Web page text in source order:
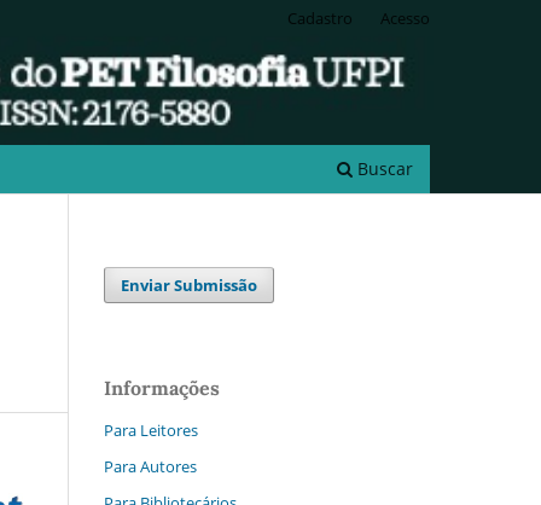
Buscar
Cadastro Acesso
Enviar Submissão
Informações
Para Leitores
Para Autores